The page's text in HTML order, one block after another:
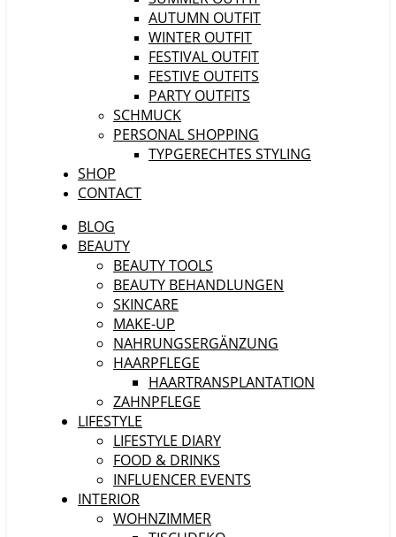
AUTUMN OUTFIT
WINTER OUTFIT
FESTIVAL OUTFIT
FESTIVE OUTFITS
PARTY OUTFITS
SCHMUCK
PERSONAL SHOPPING
TYPGERECHTES STYLING
SHOP
CONTACT
BLOG
BEAUTY
BEAUTY TOOLS
BEAUTY BEHANDLUNGEN
SKINCARE
MAKE-UP
NAHRUNGSERGÄNZUNG
HAARPFLEGE
HAARTRANSPLANTATION
ZAHNPFLEGE
LIFESTYLE
LIFESTYLE DIARY
FOOD & DRINKS
INFLUENCER EVENTS
INTERIOR
WOHNZIMMER